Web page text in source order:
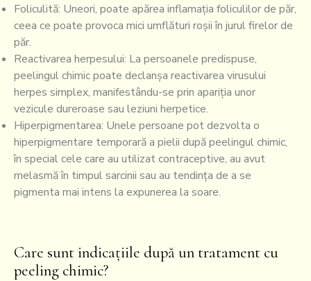
Foliculită: Uneori, poate apărea inflamația foliculilor de păr,
ceea ce poate provoca mici umflături roșii în jurul firelor de
păr.
Reactivarea herpesului: La persoanele predispuse,
peelingul chimic poate declanșa reactivarea virusului
herpes simplex, manifestându-se prin apariția unor
vezicule dureroase sau leziuni herpetice.
Hiperpigmentarea: Unele persoane pot dezvolta o
hiperpigmentare temporară a pielii după peelingul chimic,
în special cele care au utilizat contraceptive, au avut
melasmă în timpul sarcinii sau au tendința de a se
pigmenta mai intens la expunerea la soare.
Care sunt indicațiile după un tratament cu
peeling chimic?